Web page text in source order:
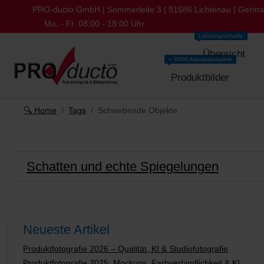
PRO-ducto GmbH | Sommerleite 3 | 91586 Lichtenau |
Mo. - Fr. 08:00 - 18:00 Uhr
Übersicht
Leistungsinhalte
Produktbilder
> 8000 Arbeitsbeispiele
🔍 Home Tags Schwebende Objekte
Schatten und echte Spiegelungen
Neueste Artikel
Produktfotografie 2026 – Qualität, KI & Studiofotografie